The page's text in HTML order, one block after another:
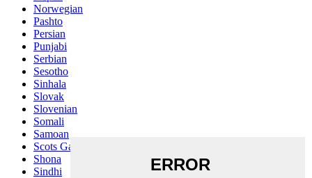
Norwegian
Pashto
Persian
Punjabi
Serbian
Sesotho
Sinhala
Slovak
Slovenian
Somali
Samoan
Scots Gaelic
Shona
Sindhi